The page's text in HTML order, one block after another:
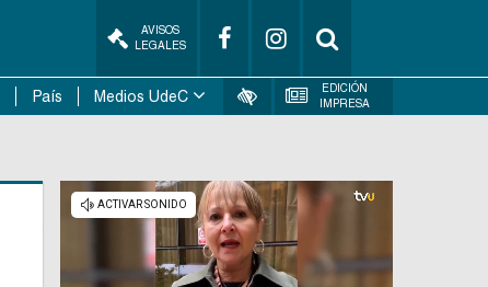
AVISOS
LEGALES
País Medios UdeC
EDICIÓN
IMPRESA